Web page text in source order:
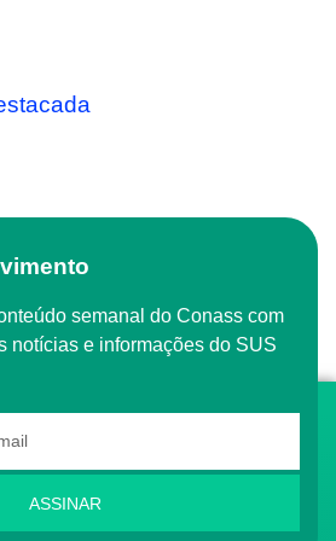
notícias e informações do SUS
ASSINAR